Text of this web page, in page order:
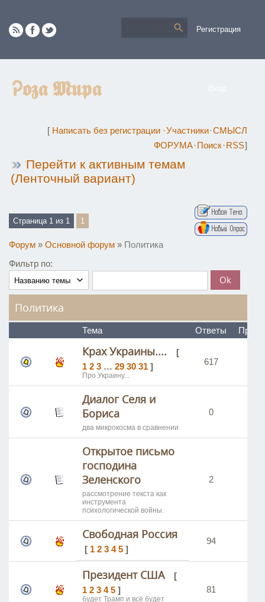
Ꭾ𝖔𝖟𝖆 𝕸𝖚𝖕𝖆
Регистрация
[ Написать без регистрации ·Участники·СМЫСЛ
ФОРУМА·Поиск·RSS]
Перейти к активным темам
(Ленточный вариант)
Страница 1 из 1 1
Форум » Основной форум » Политика
Фильтр по:
Политика
Тема Ответы
Крах Украины.... [
1 2 3 … 29 30 31 ]
Про Украину...
617
Диалог Селя и
Бориса
два микрокосма в сравнении
0
Открытое письмо
господина
Зеленского
рассмотрение текста как
инструмента
психологической войны.
2
Свободная Россия
[ 1 2 3 4 5 ]
94
Президент США[
1 2 3 4 5 ]
будет Трамп и всё будет
81